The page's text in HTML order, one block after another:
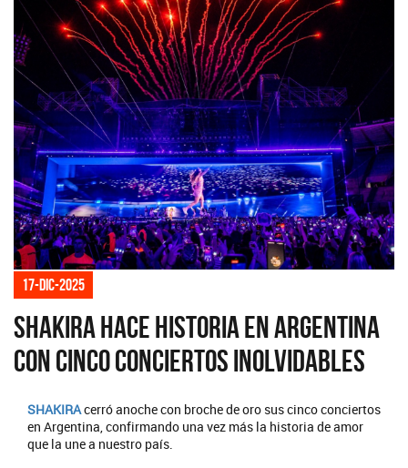
17-dic-2025
Shakira hace historia en Argentina
con cinco conciertos inolvidables
SHAKIRAcerró anoche con broche de oro sus cinco conciertos
en Argentina, confirmando una vez más la historia de amor
que la une a nuestro país.